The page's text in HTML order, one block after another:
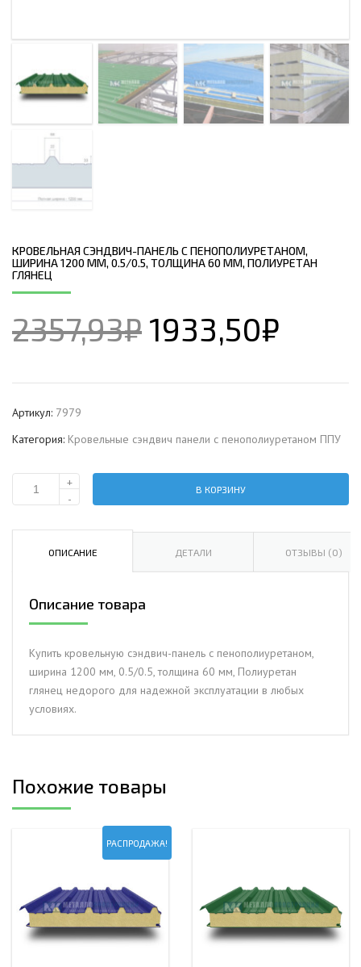
КРОВЕЛЬНАЯ СЭНДВИЧ-ПАНЕЛЬ С ПЕНОПОЛИУРЕТАНОМ,
ШИРИНА 1200 ММ, 0.5/0.5, ТОЛЩИНА 60 ММ, ПОЛИУРЕТАН
ГЛЯНЕЦ
2357,93₽ 1933,50₽
Артикул: 7979
Категория: Кровельные сэндвич панели с пенополиуретаном ППУ
Количество
сэндвич-
ширина
1200
0.5/0.5,
толщина
Полиуретан
+
-
В КОРЗИНУ
ОПИСАНИЕ ДЕТАЛИ ОТЗЫВЫ (0)
Описание товара
Купить кровельную сэндвич-панель с пенополиуретаном,
ширина 1200 мм, 0.5/0.5, толщина 60 мм, Полиуретан
глянец недорого для надежной эксплуатации в любых
условиях.
Похожие товары
РАСПРОДАЖА!